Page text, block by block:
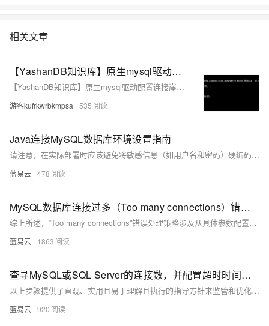
相关文章
【YashanDB知识库】原生mysql驱动配置连接崖山数据库
【YashanDB知识库】原生mysql驱动配置连接崖山数据库
游客kufrkwrbkmpsa 535
Java连接MySQL数据库环境设置指南
请注意，在实际部署时应该避免将敏感信息（如用户名和密码）硬编码在源码文件里面；应该使用配置文件或者环境变量等更为安全可靠地方式管理这些信息。此外，在处理大量数据时考虑使用PreparedStatement而不是Statement可以提高性能并防止SQL注入攻击；同时也要注意正确处理异常情况，并且确保所有打开过得资源都被正确关闭释放掉以防止内存泄漏等问题发生。
蓝易云 478
MySQL数据库连接过多（Too many connections）错误处理策略
综上所述，“Too many connections”错误处理策略涉及从具体参数配置到代码层面再到系统与架构设计全方位考量与改进。每项措施都需根据具体环境进行定制化调整，并且在执行任何变更前建议先行测试评估可能带来影响。
蓝易云 1863
查寻MySQL或SQL Server的连接数，并配置超时时间和最大连接量
以上步骤提供了直观、实用且易于理解且执行的指导方针来监管和优化数据库服务器配置。务必记得，在做任何重要变更前备份相关配置文件，并确保理解每个参数对系统性能可能产生影响后再做出调节。
蓝易云 920